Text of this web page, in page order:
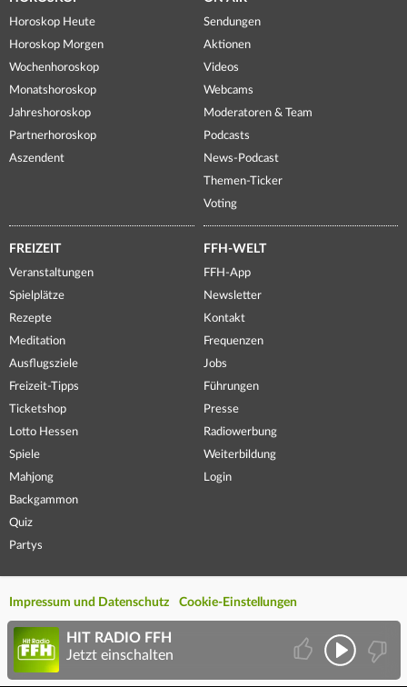
Horoskop Heute
Horoskop Morgen
Wochenhoroskop
Monatshoroskop
Jahreshoroskop
Partnerhoroskop
Aszendent
Sendungen
Aktionen
Videos
Webcams
Moderatoren & Team
Podcasts
News-Podcast
Themen-Ticker
Voting
FREIZEIT
Veranstaltungen
Spielplätze
Rezepte
Meditation
Ausflugsziele
Freizeit-Tipps
Ticketshop
Lotto Hessen
Spiele
Mahjong
Backgammon
Quiz
Partys
FFH-WELT
FFH-App
Newsletter
Kontakt
Frequenzen
Jobs
Führungen
Presse
Radiowerbung
Weiterbildung
Login
Impressum und Datenschutz Cookie-Einstellungen
HIT RADIO FFH
Jetzt einschalten